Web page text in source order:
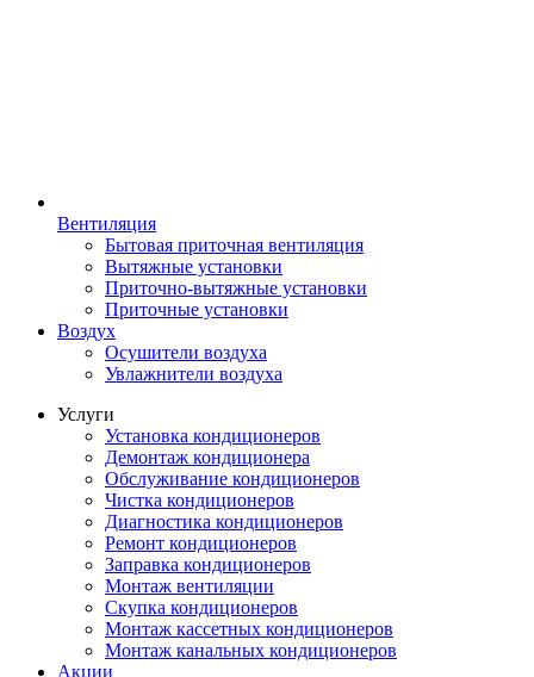
Вентиляция
Бытовая приточная вентиляция
Вытяжные установки
Приточно-вытяжные установки
Приточные установки
Воздух
Осушители воздуха
Увлажнители воздуха
Услуги
Установка кондиционеров
Демонтаж кондиционера
Обслуживание кондиционеров
Чистка кондиционеров
Диагностика кондиционеров
Ремонт кондиционеров
Заправка кондиционеров
Монтаж вентиляции
Скупка кондиционеров
Монтаж кассетных кондиционеров
Монтаж канальных кондиционеров
Акции